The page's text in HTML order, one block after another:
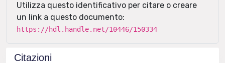
Utilizza questo identificativo per citare o creare
un link a questo documento:
https://hdl.handle.net/10446/150334
Citazioni